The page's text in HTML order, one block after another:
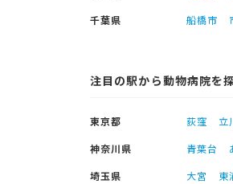
千葉県
船橋市
注目の駅から動物病院を
東京都 荻窪 立
神奈川県
青葉台
埼玉県
大宮 東